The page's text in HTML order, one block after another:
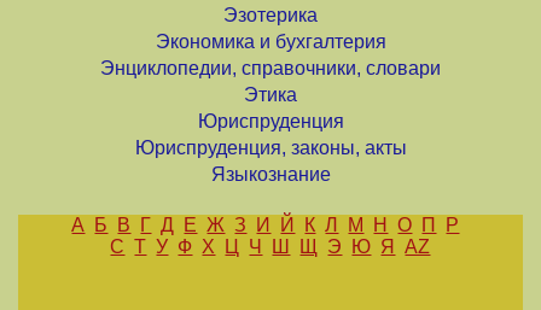
Эзотерика
Экономика и бухгалтерия
Энциклопедии, справочники, словари
Этика
Юриспруденция
Юриспруденция, законы, акты
Языкознание
А Б В Г Д Е Ж З И Й К Л М Н О П
Р
С Т У Ф Х Ц Ч Ш Щ Э Ю Я AZ